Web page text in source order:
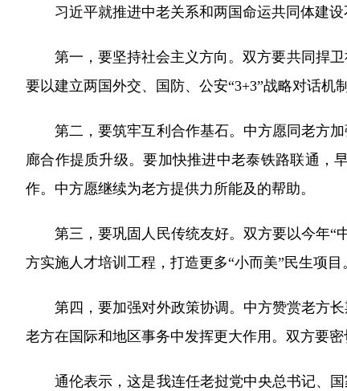
习近平就推进中老关系和两国命运共同体建设
第一，要坚持社会主义方向。双方要共同捍卫
要以建立两国外交、国防、公安“3+3”战略对话机
第二，要筑牢互利合作基石。中方愿同老方加
廊合作提质升级。要加快推进中老泰铁路联通，
作。中方愿继续为老方提供力所能及的帮助。
第三，要巩固人民传统友好。双方要以今年“
方实施人才培训工程，打造更多“小而美”民生项目
第四，要加强对外政策协调。中方赞赏老方长
老方在国际和地区事务中发挥更大作用。双方要
通伦表示，这是我连任老挝党中央总书记、国